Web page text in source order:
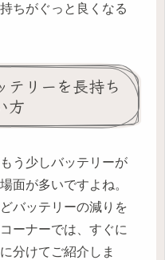
ちがぐっと良くなる
テリーを長持ち
方
う少しバッテリーが
面が多いですよね。
バッテリーの減りを
ーナーでは、すぐに
分けてご紹介しま